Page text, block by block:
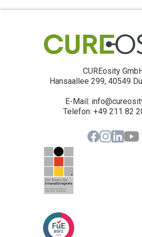
CUREosity
Hansaallee 299, 40549
E-Mail:
‍Telefon: +49 211 82